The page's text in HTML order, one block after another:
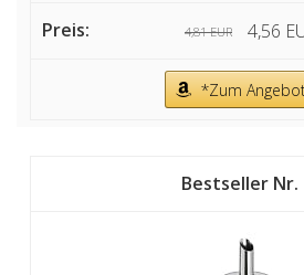
4,81 EUR 4,56
*Zum